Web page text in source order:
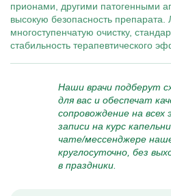
прионами, другими патогенными
высокую безопасность препарата.
многоступенчатую очистку,
стабильность терапевтического
Наши врачи подберут
для вас и обеспечат
сопровождение на
записи на курс
чате/мессенджере
круглосуточно, без
в праздники.